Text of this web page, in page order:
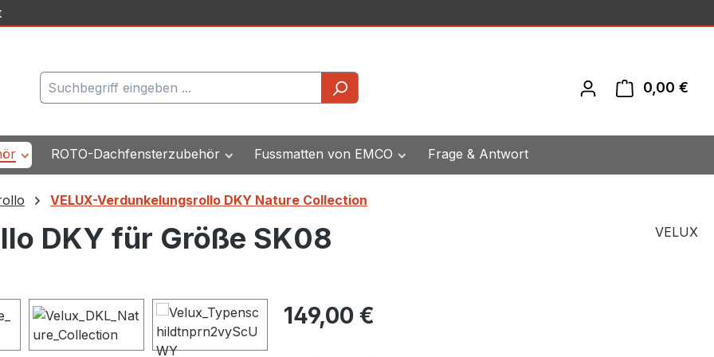
0,00 €
ROTO-Dachfensterzubehör Fussmatten von EMCO Frage & Antwort
VELUX-Verdunkelungsrollo DKY Nature Collection
DKY für Größe SK08 VELUX
Regulärer Preis:
149,00 €